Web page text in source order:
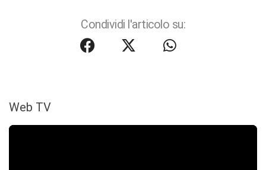
Condividi l'articolo su:
Web TV